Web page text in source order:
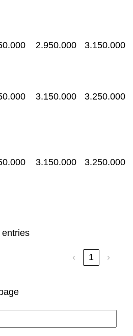
2.950.000 3.150.000
3.150.000 3.250.000
3.150.000 3.250.000
‹ 1 ›